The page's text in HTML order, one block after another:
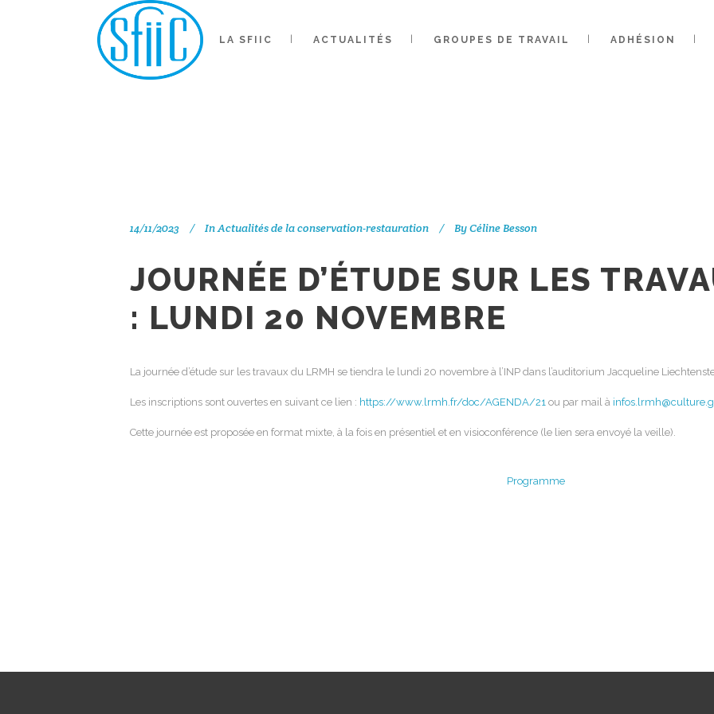
LA SFIIC ACTUALITÉS GROUPES DE TRAVAIL ADHÉSION
JOURNÉE D’ÉTUDE
14/11/2023 InActualités de la conservation-restauration ByCéline Besson
JOURNÉE D’ÉTUDE SUR LES
: LUNDI 20 NOVEMBRE
La journée d’étude sur les travaux du LRMH se tiendra le lundi 20 novembre à l’INP dans l’auditorium Jacqueline
Les inscriptions sont ouvertes en suivant ce lien : https://www.lrmh.fr/doc/AGENDA/21 ou par mail à
Cette journée est proposée en format mixte, à la fois en présentiel et en visioconférence (le lien sera envoyé la veille).
Programme